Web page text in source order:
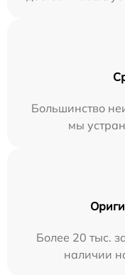
Большинство
мы
Более 20 тыс.
наличии